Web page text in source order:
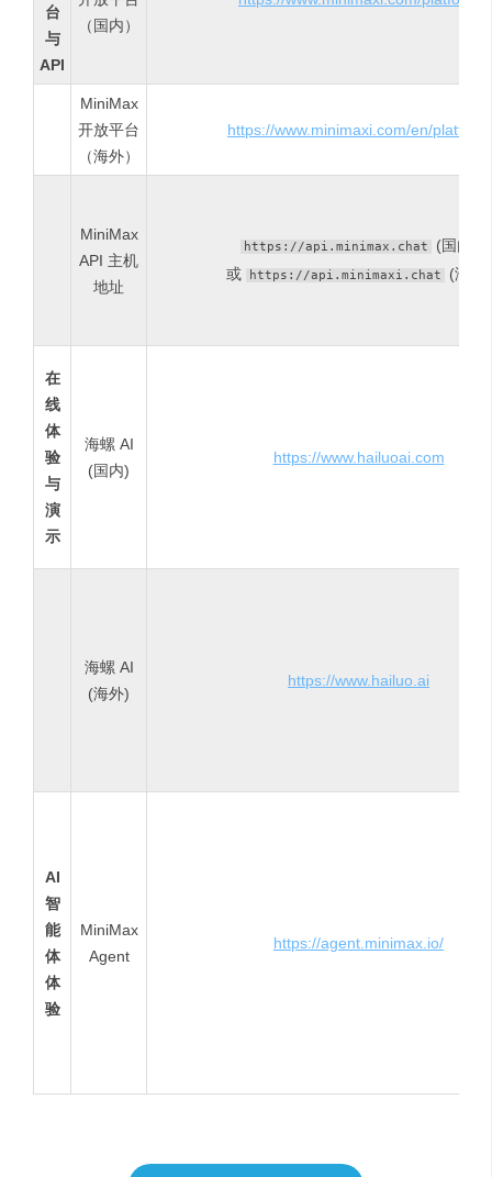
台
与
API
（国内）
MiniMax
开放平台
（海外）
https://www.minimaxi.com/en/platform
MiniMax
API 主机
地址
https://api.minimax.chat
(国内)
或
https://api.minimaxi.chat (海外)
在
线
体
验
与
演
示
海螺 AI
(国内)
https://www.hailuoai.com
海螺 AI
(海外)
https://www.hailuo.ai
AI
智
能
体
体
验
MiniMax
Agent
https://agent.minimax.io/